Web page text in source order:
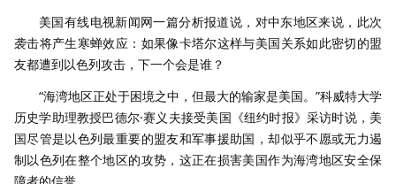
美国有线电视新闻网一篇分析报道说，对中东地区来说，此次
袭击将产生寒蝉效应：如果像卡塔尔这样与美国关系如此密切的盟
友都遭到以色列攻击，下一个会是谁？
“海湾地区正处于困境之中，但最大的输家是美国。”科威特大学
历史学助理教授巴德尔·赛义夫接受美国《纽约时报》采访时说，美
国尽管是以色列最重要的盟友和军事援助国，却似乎不愿或无力遏
制以色列在整个地区的攻势，这正在损害美国作为海湾地区安全保